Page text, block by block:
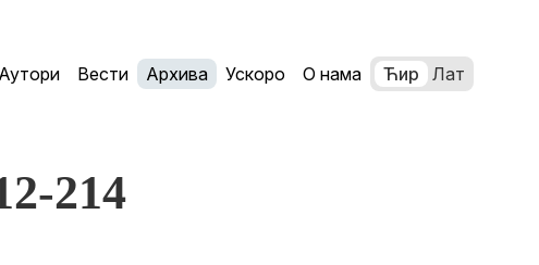
Аутори Вести Архива Ускоро О нама Ћир Лат
214